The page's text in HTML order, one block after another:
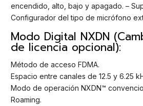
encendido, alto, bajo y apagado. –
Configurador del tipo de micrófono
Modo Digital NXDN
de licencia opcional):
Método de acceso FDMA.
Espacio entre canales de 12.5 y 6.25
Modo de operación NXDN™
Roaming.